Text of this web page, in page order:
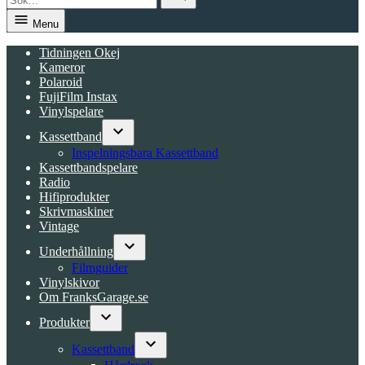
Search
Menu
Tidningen Okej
Kameror
Polaroid
FujiFilm Instax
Vinylspelare
Kassettband
Open
dropdown
menu
Inspelningsbara Kassettband
Kassettbandspelare
Radio
Hifiprodukter
Skrivmaskiner
Vintage
Underhållning
Open
Filmguider
Vinylskivor
Om FranksGarage.se
Produkter
Open
dropdown
menu
Kassettband
Open